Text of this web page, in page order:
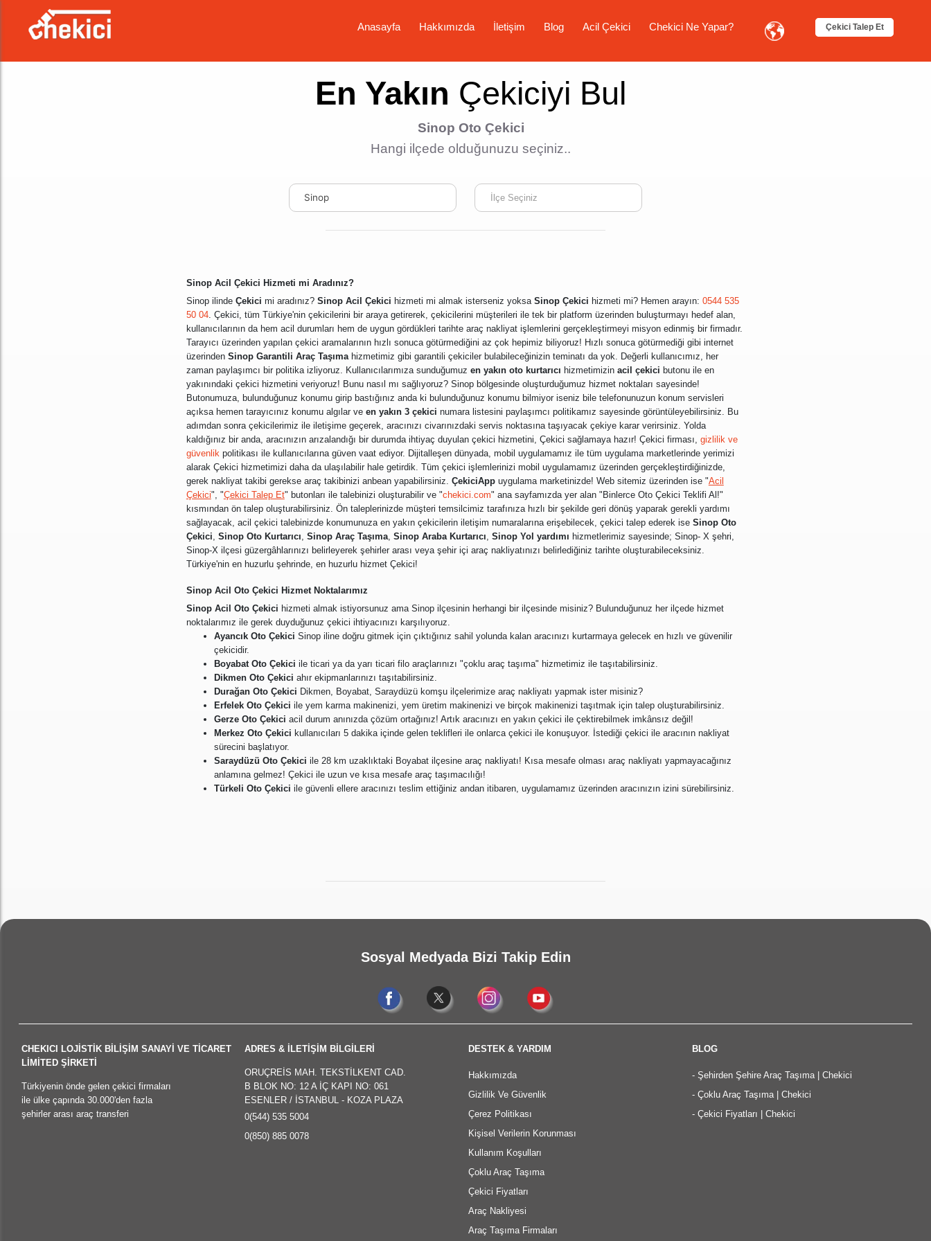
Anasayfa Hakkımızda İletişim Blog Acil Çekici Chekici Ne Yapar? Çekici Talep Et
En Yakın Çekiciyi Bul
Sinop Oto Çekici
Hangi ilçede olduğunuzu seçiniz..
Sinop İlçe Seçiniz
Sinop Acil Çekici Hizmeti mi Aradınız?
Sinop ilinde Çekici mi aradınız?Sinop Acil Çekici hizmeti mi almak isterseniz yoksa Sinop Çekici hizmeti mi? Hemen arayın: 0544 535
50 04. Çekici, tüm Türkiye'nin çekicilerini bir araya getirerek, çekicilerini müşterileri ile tek bir platform üzerinden buluşturmayı hedef alan,
kullanıcılarının da hem acil durumları hem de uygun gördükleri tarihte araç nakliyat işlemlerini gerçekleştirmeyi misyon edinmiş bir firmadır.
Tarayıcı üzerinden yapılan çekici aramalarının hızlı sonuca götürmediğini az çok hepimiz biliyoruz! Hızlı sonuca götürmediği gibi internet
üzerinden Sinop Garantili Araç Taşımahizmetimiz gibi garantili çekiciler bulabileceğinizin teminatı da yok. Değerli kullanıcımız, her
zaman paylaşımcı bir politika izliyoruz. Kullanıcılarımıza sunduğumuz en yakın oto kurtarıcı hizmetimizin acil çekici butonu ile en
yakınındaki çekici hizmetini veriyoruz! Bunu nasıl mı sağlıyoruz? Sinop bölgesinde oluşturduğumuz hizmet noktaları sayesinde!
Butonumuza, bulunduğunuz konumu girip bastığınız anda ki bulunduğunuz konumu bilmiyor iseniz bile telefonunuzun konum servisleri
açıksa hemen tarayıcınız konumu algılar ve en yakın 3 çekici numara listesini paylaşımcı politikamız sayesinde görüntüleyebilirsiniz. Bu
adımdan sonra çekicilerimiz ile iletişime geçerek, aracınızı civarınızdaki servis noktasına taşıyacak çekiye karar verirsiniz. Yolda
kaldığınız bir anda, aracınızın arızalandığı bir durumda ihtiyaç duyulan çekici hizmetini, Çekici sağlamaya hazır! Çekici firması, gizlilik ve
güvenlik politikası ile kullanıcılarına güven vaat ediyor. Dijitalleşen dünyada, mobil uygulamamız ile tüm uygulama marketlerinde yerimizi
alarak Çekici hizmetimizi daha da ulaşılabilir hale getirdik. Tüm çekici işlemlerinizi mobil uygulamamız üzerinden gerçekleştirdiğinizde,
gerek nakliyat takibi gerekse araç takibinizi anbean yapabilirsiniz. ÇekiciAppuygulama marketinizde! Web sitemiz üzerinden ise "Acil
Çekici", "Çekici Talep Et" butonları ile talebinizi oluşturabilir ve "chekici.com" ana sayfamızda yer alan "Binlerce Oto Çekici Teklifi Al!"
kısmından ön talep oluşturabilirsiniz. Ön taleplerinizde müşteri temsilcimiz tarafınıza hızlı bir şekilde geri dönüş yaparak gerekli yardımı
sağlayacak, acil çekici talebinizde konumunuza en yakın çekicilerin iletişim numaralarına erişebilecek, çekici talep ederek ise Sinop Oto
Çekici Sinop Oto Kurtarıcı Sinop Araç Taşıma, Sinop Araba Kurtarıcı Sinop Yol yardımı hizmetlerimiz sayesinde; Sinop- X şehri,
Sinop-X ilçesi güzergâhlarınızı belirleyerek şehirler arası veya şehir içi araç nakliyatınızı belirlediğiniz tarihte oluşturabileceksiniz.
Türkiye'nin en huzurlu şehrinde, en huzurlu hizmet Çekici!
Sinop Acil Oto Çekici Hizmet Noktalarımız
Sinop Acil Oto Çekici hizmeti almak istiyorsunuz ama Sinop ilçesinin herhangi bir ilçesinde misiniz? Bulunduğunuz her ilçede hizmet
noktalarımız ile gerek duyduğunuz çekici ihtiyacınızı karşılıyoruz.
Ayancık Oto Çekici Sinop iline doğru gitmek için çıktığınız sahil yolunda kalan aracınızı kurtarmaya gelecek en hızlı ve güvenilir
çekicidir.
Boyabat Oto Çekici ile ticari ya da yarı ticari filo araçlarınızı "çoklu araç taşıma" hizmetimiz ile taşıtabilirsiniz.
Dikmen Oto Çekici ahır ekipmanlarınızı taşıtabilirsiniz.
Durağan Oto Çekici Dikmen, Boyabat, Saraydüzü komşu ilçelerimize araç nakliyatı yapmak ister misiniz?
Erfelek Oto Çekici ile yem karma makinenizi, yem üretim makinenizi ve birçok makinenizi taşıtmak için talep oluşturabilirsiniz.
Gerze Oto Çekici acil durum anınızda çözüm ortağınız! Artık aracınızı en yakın çekici ile çektirebilmek imkânsız değil!
Merkez Oto Çekici kullanıcıları 5 dakika içinde gelen teklifleri ile onlarca çekici ile konuşuyor. İstediği çekici ile aracının nakliyat
sürecini başlatıyor.
Saraydüzü Oto Çekici ile 28 km uzaklıktaki Boyabat ilçesine araç nakliyatı! Kısa mesafe olması araç nakliyatı yapmayacağınız
anlamına gelmez! Çekici ile uzun ve kısa mesafe araç taşımacılığı!
Türkeli Oto Çekici ile güvenli ellere aracınızı teslim ettiğiniz andan itibaren, uygulamamız üzerinden aracınızın izini sürebilirsiniz.
Sosyal Medyada Bizi Takip Edin
CHEKICI LOJİSTİK BİLİŞİM SANAYİ VE TİCARET
LİMİTED ŞİRKETİ
Türkiyenin önde gelen çekici firmaları
ile ülke çapında 30.000'den fazla
şehirler arası araç transferi
ADRES & İLETİŞİM BİLGİLERİ
ORUÇREİS MAH. TEKSTİLKENT CAD.
B BLOK NO: 12 A İÇ KAPI NO: 061
ESENLER / İSTANBUL - KOZA PLAZA
0(544) 535 5004
0(850) 885 0078
DESTEK & YARDIM
Hakkımızda
Gizlilik Ve Güvenlik
Çerez Politikası
Kişisel Verilerin Korunması
Kullanım Koşulları
Çoklu Araç Taşıma
Çekici Fiyatları
Araç Nakliyesi
Araç Taşıma Firmaları
BLOG
- Şehirden Şehire Araç Taşıma | Chekici
- Çoklu Araç Taşıma | Chekici
- Çekici Fiyatları | Chekici